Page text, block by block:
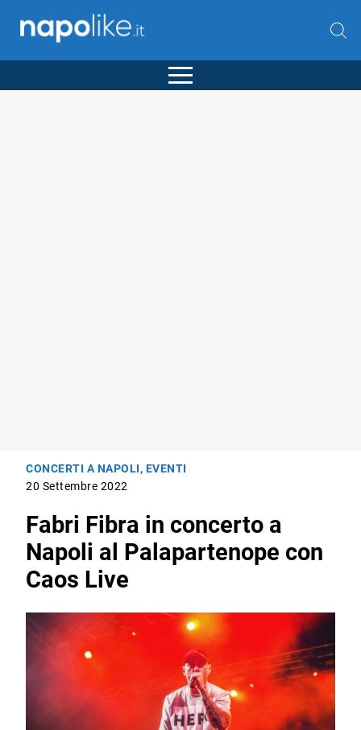
CONCERTI A NAPOLI, EVENTI
20 Settembre 2022
Fabri Fibra in concerto a
Napoli al Palapartenope con
Caos Live